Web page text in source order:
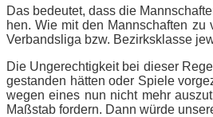
Das be­deu­tet, dass die
hen. Wie mit den Mann­schaf­ten
Ver­bands­li­ga bzw. Be­zirks­klas­se
Die Un­ge­rech­tig­keit bei die­ser
ge­stan­den hät­ten oder Spie­le
we­gen ei­nes nun nicht mehr
Maß­stab for­dern. Dann wür­de